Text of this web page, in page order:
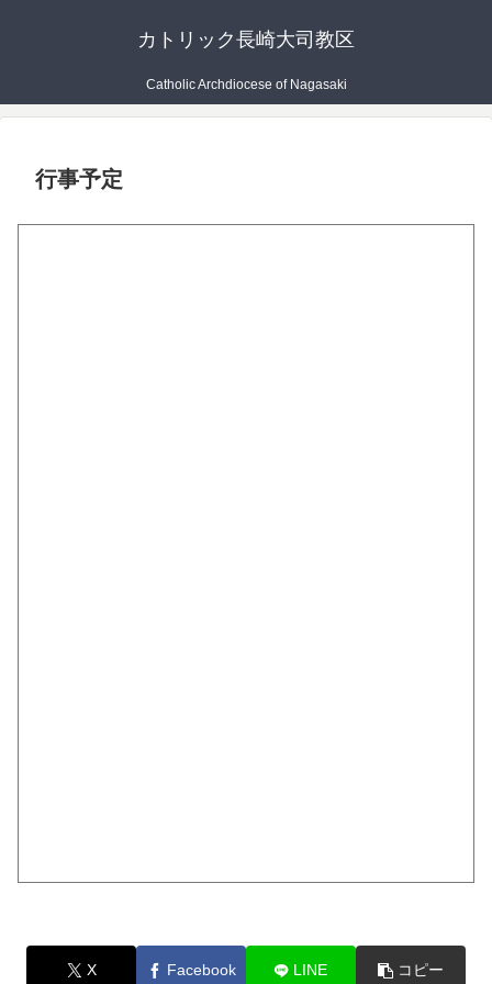
カトリック長崎大司教区
Catholic Archdiocese of Nagasaki
行事予定
X Facebook LINE コピー